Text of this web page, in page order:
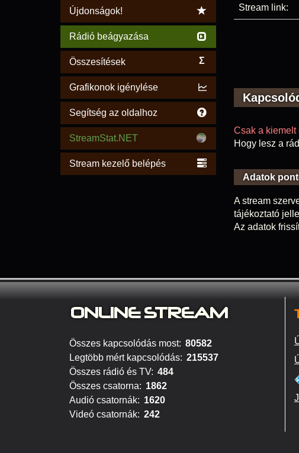
Újdonságok!
Rádió beágyazása
Összesítések Σ
Grafikonok igénylése
Segítség az oldalhoz
StreamStat.NET
Stream kezelő belépés
Stream link:
Csak a kiemelt
Hogy lesz a
Adatok
A stream
tájékoztató
Az adatok
ONLINE STREAM
Összes kapcsolódás most: 80582
Legtöbb mért kapcsolódás: 215537
Összes rádió és TV: 484
Összes csatorna: 1862
Audió csatornák: 1620
Videó csatornák: 242